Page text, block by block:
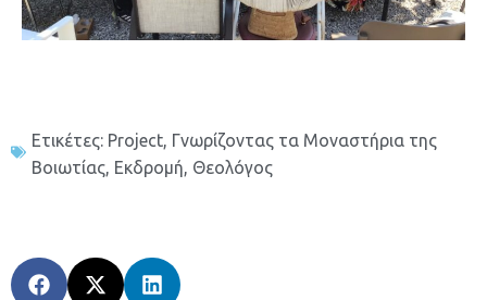
Ετικέτες: Project, Γνωρίζοντας τα Μοναστήρια της
Βοιωτίας, Εκδρομή, Θεολόγος